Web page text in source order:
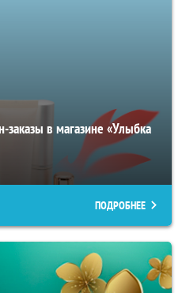
в магазине «Улыбка
ПОДРОБНЕЕ